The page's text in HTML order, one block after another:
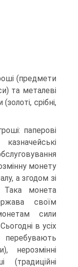
(предмети
та металеві
срібні,
паперові
монету
а згодом зі
Така монета
своїм
сили
в усіх
нерозмінні
(традиційні